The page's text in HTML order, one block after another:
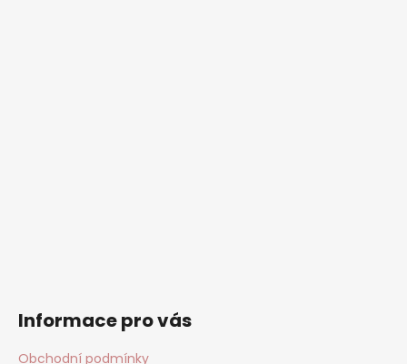
Informace pro vás
Obchodní podmínky